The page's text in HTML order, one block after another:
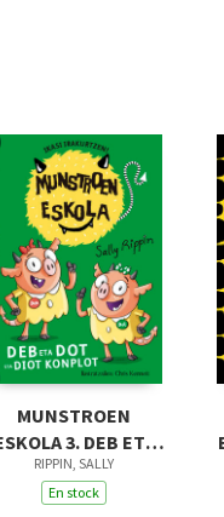
MUNSTROEN
3. DEB ETA
DOT ETA DIOT
KONPLOT
RIPPIN, SALLY
En stock